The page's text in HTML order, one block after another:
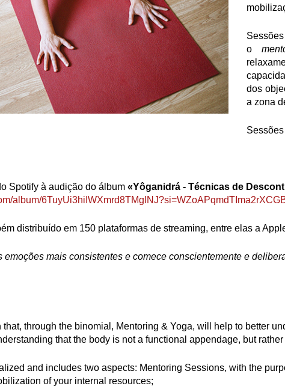
o
dos
a zona
Spotify à audição do álbum «Yôganidrá - Técnicas de
album/
distribuído em 150 plataformas de streaming, entre elas a
emoções mais consistentes e comece conscientemente e
through the binomial, Mentoring & Yoga, will help to better
that the body is not a functional appendage, but
and includes two aspects: Mentoring Sessions, with the
of your internal resources;